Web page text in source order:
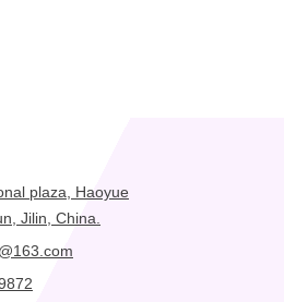
plaza, Haoyue
Jilin, China.